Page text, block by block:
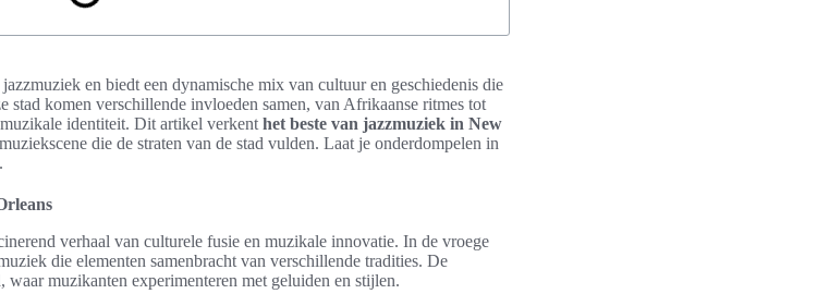
en biedt een dynamische mix van cultuur en geschiedenis die
stad komen verschillende invloeden samen, van Afrikaanse ritmes tot
identiteit. Dit artikel verkent het beste van jazzmuziek in New
die de straten van de stad vulden. Laat je onderdompelen in
verhaal van culturele fusie en muzikale innovatie. In de vroege
die elementen samenbracht van verschillende tradities. De
muzikanten experimenteren met geluiden en stijlen.